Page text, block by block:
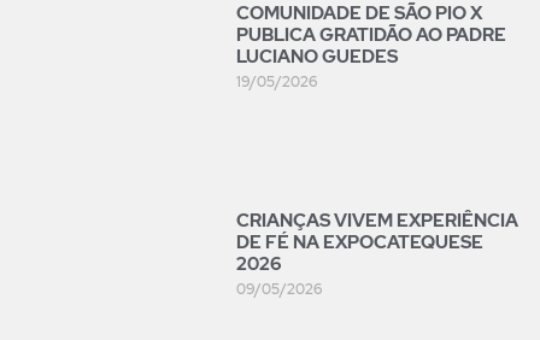
COMUNIDADE DE SÃO PIO X
PUBLICA GRATIDÃO AO PADRE
LUCIANO GUEDES
19/05/2026
CRIANÇAS VIVEM EXPERIÊNCIA
DE FÉ NA EXPOCATEQUESE
2026
09/05/2026